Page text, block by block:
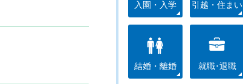
入園・入学 引越・住まい
結婚・離婚 就職･退職